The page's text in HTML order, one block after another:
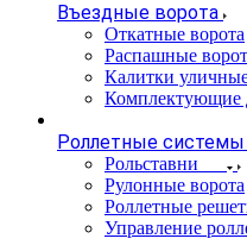
Въездные ворота
Откатные ворота
Распашные
Калитки
Комплектующие
Роллетные системы
Рольставни
Рулонные ворота
Роллетные
Управление